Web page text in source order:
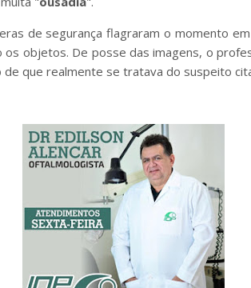
de segurança flagraram o momento
os objetos. De posse das imagens, o
de que realmente se tratava do suspeito